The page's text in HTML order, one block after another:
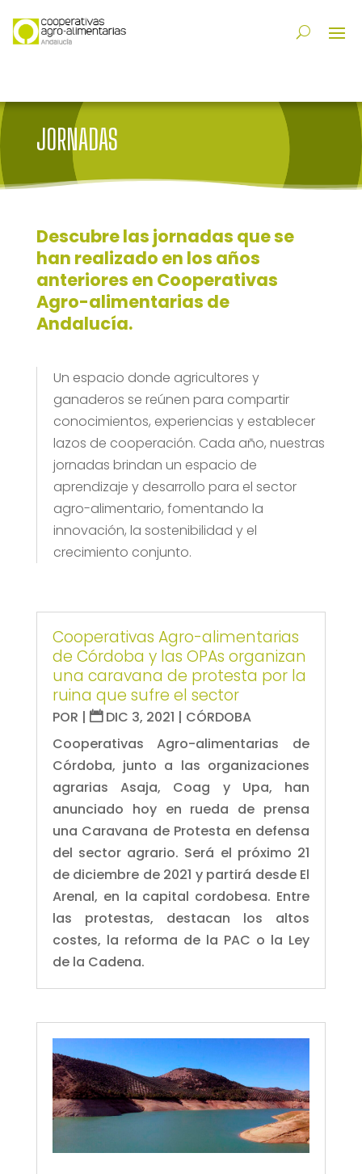
JORNADAS
Descubre las jornadas que se
han realizado en los años
anteriores en Cooperativas
Agro-alimentarias de
Andalucía.
Un espacio donde agricultores y
ganaderos se reúnen para compartir
conocimientos, experiencias y establecer
lazos de cooperación. Cada año, nuestras
jornadas brindan un espacio de
aprendizaje y desarrollo para el sector
agro-alimentario, fomentando la
innovación, la sostenibilidad y el
crecimiento conjunto.
Cooperativas Agro-alimentarias
de Córdoba y las OPAs organizan
una caravana de protesta por la
ruina que sufre el sector
POR | DIC 3, 2021 | CÓRDOBA
Cooperativas Agro-alimentarias de
Córdoba, junto a las organizaciones
agrarias Asaja, Coag y Upa, han
anunciado hoy en rueda de prensa
una Caravana de Protesta en defensa
del sector agrario. Será el próximo 21
de diciembre de 2021 y partirá desde El
Arenal, en la capital cordobesa. Entre
las protestas, destacan los altos
costes, la reforma de la PAC o la Ley
de la Cadena.